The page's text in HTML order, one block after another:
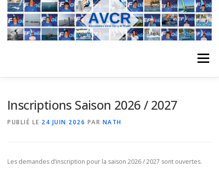
Aller
contenu
Menu
Inscriptions Saison 2026 / 2027
PUBLIÉ LE 24 JUIN 2026 PAR NATH
Les demandes d’inscription pour la saison 2026 / 2027 sont ouvertes.